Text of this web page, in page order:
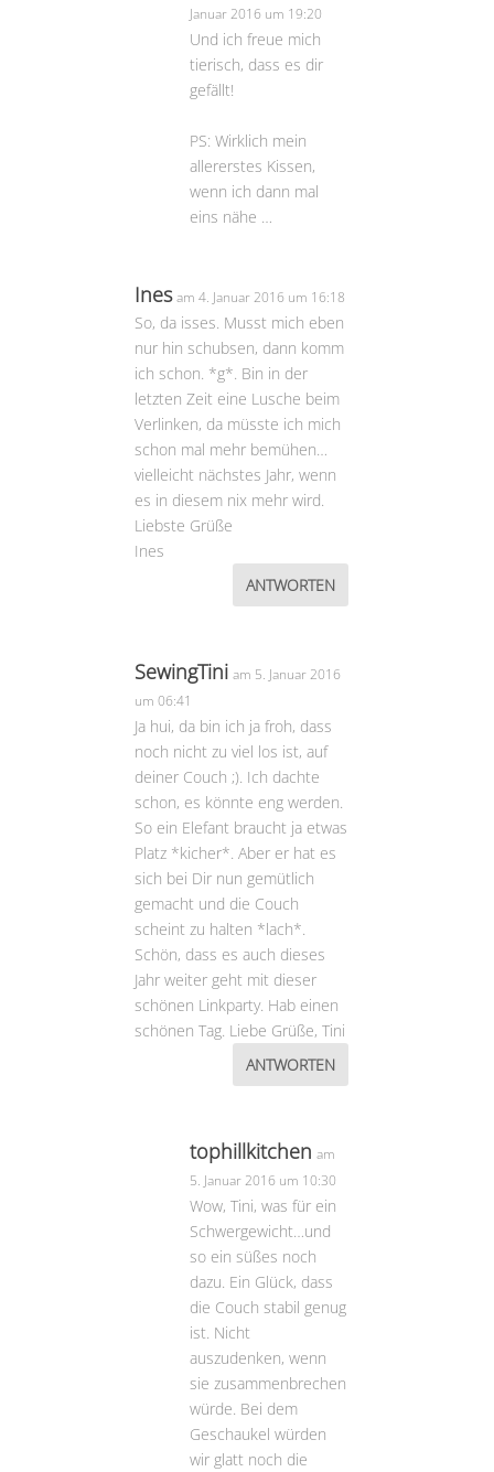
Januar 2016 um 19:20
Und ich freue mich
tierisch, dass es dir
gefällt!
PS: Wirklich mein
allererstes Kissen,
wenn ich dann mal
eins nähe …
Ines am 4. Januar 2016 um 16:18
So, da isses. Musst mich eben
nur hin schubsen, dann komm
ich schon. *g*. Bin in der
letzten Zeit eine Lusche beim
Verlinken, da müsste ich mich
schon mal mehr bemühen…
vielleicht nächstes Jahr, wenn
es in diesem nix mehr wird.
Liebste Grüße
Ines
ANTWORTEN
SewingTini am 5. Januar 2016
um 06:41
Ja hui, da bin ich ja froh, dass
noch nicht zu viel los ist, auf
deiner Couch ;). Ich dachte
schon, es könnte eng werden.
So ein Elefant braucht ja etwas
Platz *kicher*. Aber er hat es
sich bei Dir nun gemütlich
gemacht und die Couch
scheint zu halten *lach*.
Schön, dass es auch dieses
Jahr weiter geht mit dieser
schönen Linkparty. Hab einen
schönen Tag. Liebe Grüße, Tini
ANTWORTEN
tophillkitchen am
5. Januar 2016 um 10:30
Wow, Tini, was für ein
Schwergewicht…und
so ein süßes noch
dazu. Ein Glück, dass
die Couch stabil genug
ist. Nicht
auszudenken, wenn
sie zusammenbrechen
würde. Bei dem
Geschaukel würden
wir glatt noch die